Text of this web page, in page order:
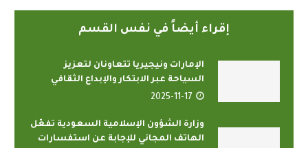
إقراء أيضاً في نفس القسم
الإمارات ونيجيريا تتعاونان لتعزيز
السياحة عبر الابتكار والإبداع الثقافي
2025-11-17
وزارة الشؤون الإسلامية السعودية تفعّل
الهاتف المجاني للإجابة عن استفسارات